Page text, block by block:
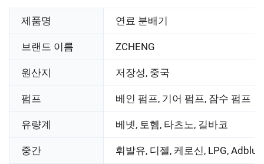
제품명 연료 분배기
브랜드 이름 ZCHENG
원산지 저장성, 중국
펌프 베인 펌프, 기어 펌프, 잠수 펌프
유량계 베넷, 토헴, 타츠노, 길바코
중간 휘발유, 디젤, 케로신, LPG, Adblue